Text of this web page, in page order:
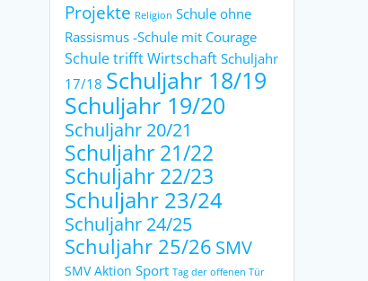
Projekte Religion Schule ohne
Rassismus -Schule mit Courage
Schule trifft Wirtschaft Schuljahr
17/18 Schuljahr 18/19
Schuljahr 19/20
Schuljahr 20/21
Schuljahr 21/22
Schuljahr 22/23
Schuljahr 23/24
Schuljahr 24/25
Schuljahr 25/26 SMV
SMV Aktion Sport Tag der offenen Tür